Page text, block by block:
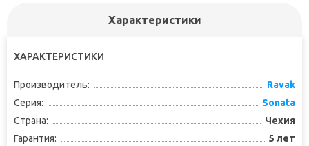
Характеристики
ХАРАКТЕРИСТИКИ
Производитель:
Ravak
Серия:
Sonata
Страна:
Чехия
Гарантия:
5 лет